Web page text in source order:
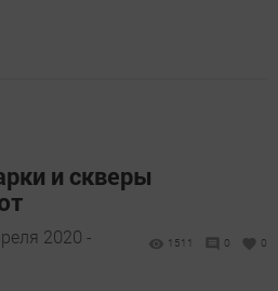
и скверы
2020 -
1511 0 0